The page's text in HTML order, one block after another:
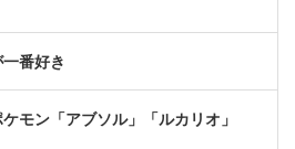
番好き
モン「アブソル」「ルカリオ」